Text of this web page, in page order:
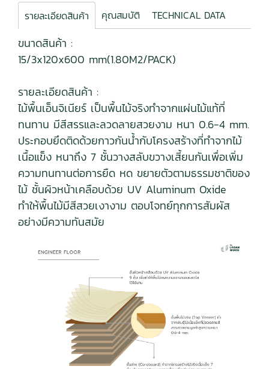
รายละเอียดสินค้า คุณสมบัติ TECHNICAL DATA
ขนาดสินค้า :
15/3x120x600 mm(1.80M2/PACK)
รายละเอียดสินค้า :
ไม้พื้นเอ็นจิเนียร์ เป็นพื้นไม้จริงทำจากแผ่นไม้แท้ที่
ทนทาน มีสีสรรและลวดลายสวยงาม หนา 0.6-4 mm.
ประกอบยึดติดด้วยกาวกันน้ำกับโครงสร้างที่ทำจากไม้
เนื้อแข็ง หนาถึง 7 ชั้นวางสลับขวางเสี้ยนกันเพื่อเพิ่ม
ความทนทานต่อการยืด หด ขยายตัวตามธรรมชาติของ
ไม้ ชั้นผิวหน้าเคลือบด้วย UV Aluminum Oxide
ทำให้พื้นไม้มีสีสวยเงางาม ตอบโจทย์ทุกการสัมผัส
อย่างมีความทันสมัย